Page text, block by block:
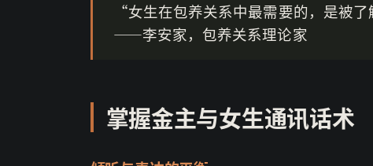
“女生在包养关系中最需要的，是被
——李安家，包养关系理论家
掌握金主与女生通讯话术